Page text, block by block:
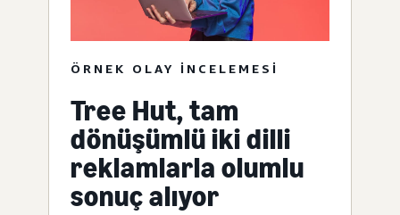
ÖRNEK OLAY INCELEMESI
Tree Hut, tam
dönüşümlü iki dilli
reklamlarla olumlu
sonuç alıyor